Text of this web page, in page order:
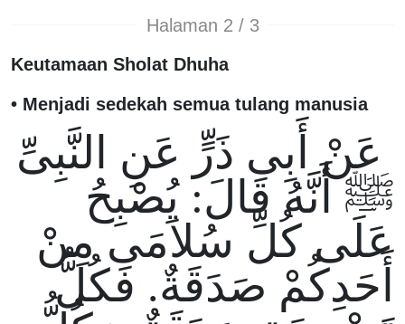
Halaman 2 / 3
Keutamaan Sholat Dhuha
• Menjadi sedekah semua tulang manusia
عَنْ أَبِى ذَرٍّ عَنِ النَّبِىِّ
ﷺ أَنَّهُ قَالَ: يُصْبِحُ
عَلَى كُلِّ سُلاَمَى مِنْ
أَحَدِكُمْ صَدَقَةٌ. فَكُلُّ